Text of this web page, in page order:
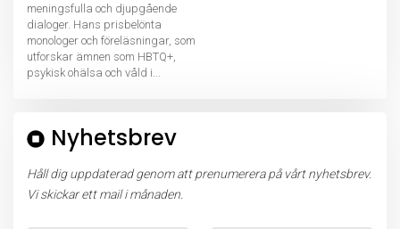
meningsfulla och djupgående
dialoger. Hans prisbelönta
monologer och föreläsningar, som
utforskar ämnen som HBTQ+,
psykisk ohälsa och våld i...
Nyhetsbrev
Håll dig uppdaterad genom att prenumerera på vårt nyhetsbrev.
Vi skickar ett mail i månaden.